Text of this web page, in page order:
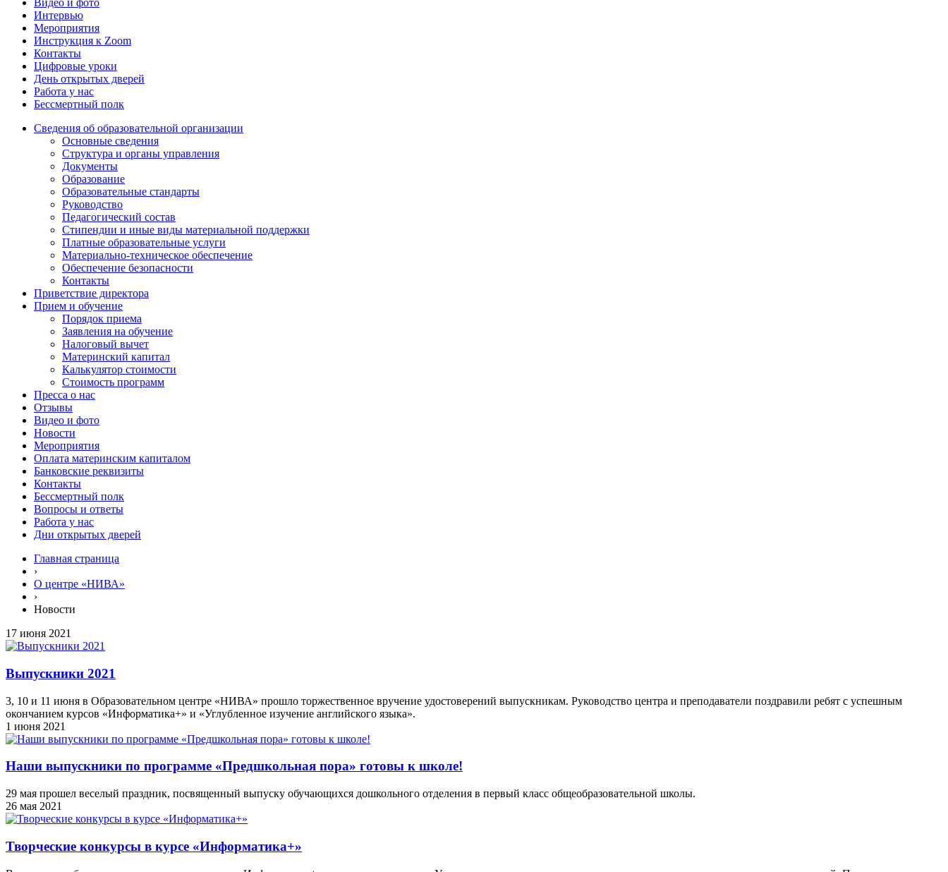
Видео и фото
Интервью
Мероприятия
Инструкция к Zoom
Контакты
Цифровые уроки
День открытых дверей
Работа у нас
Бессмертный полк
Сведения об образовательной организации
Основные сведения
Структура и органы управления
Документы
Образование
Образовательные стандарты
Руководство
Педагогический состав
Стипендии и иные виды материальной поддержки
Платные образовательные услуги
Материально-техническое обеспечение
Обеспечение безопасности
Контакты
Приветствие директора
Прием и обучение
Порядок приема
Заявления на обучение
Налоговый вычет
Материнский капитал
Калькулятор стоимости
Стоимость программ
Пресса о нас
Отзывы
Видео и фото
Новости
Мероприятия
Оплата материнским капиталом
Банковские реквизиты
Контакты
Бессмертный полк
Вопросы и ответы
Работа у нас
Дни открытых дверей
Главная страница
›
О центре «НИВА»
›
Новости
17 июня 2021
Выпускники 2021
3, 10 и 11 июня в Образовательном центре «НИВА» прошло торжественное вручение удостоверений выпускникам. Руководство центра и преподаватели поздравили ребят с успешным
окончанием курсов «Информатика+» и «Углубленное изучение английского языка».
1 июня 2021
Наши выпускники по программе «Предшкольная пора» готовы к школе!
29 мая прошел веселый праздник, посвященный выпуску обучающихся дошкольного отделения в первый класс общеобразовательной школы.
26 мая 2021
Творческие конкурсы в курсе «Информатика+»